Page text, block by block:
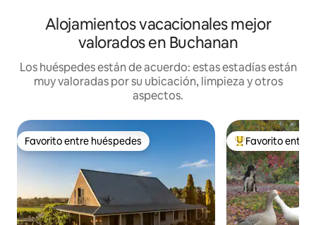
Alojamientos vacacionales mejor
valorados en Buchanan
Los huéspedes están de acuerdo: estas estadías están
muy valoradas por su ubicación, limpieza y otros
aspectos.
Favorito entre huéspedes
Favorito entre huéspedes Favorito entre
Favorito entre